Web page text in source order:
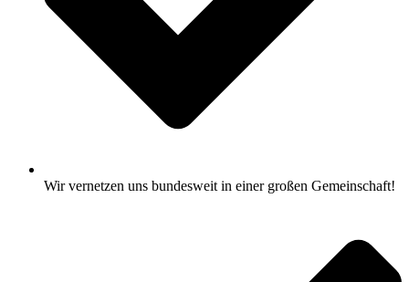
Wir vernetzen uns bundesweit in einer großen Gemeinschaft!